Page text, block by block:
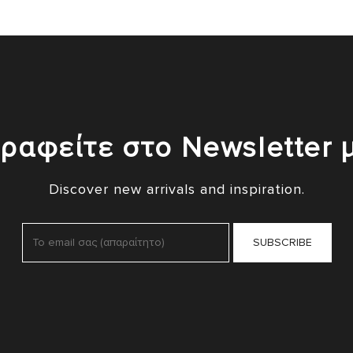
στο Newsletter
Discover new arrivals and inspiration.